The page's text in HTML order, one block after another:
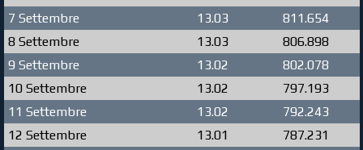
7 Settembre
13.03
811.654
8 Settembre
13.03
806.898
9 Settembre
13.02
802.078
10 Settembre
13.02
797.193
11 Settembre
13.02
792.243
12 Settembre
13.01
787.231